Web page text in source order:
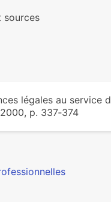
sources
légales au service
p. 337‑374